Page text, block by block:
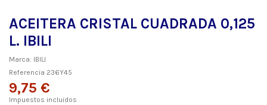
ACEITERA CRISTAL CUADRADA 0,125
L. IBILI
Marca: IBILI
Referencia 236Y45
9,75 €
Impuestos incluidos